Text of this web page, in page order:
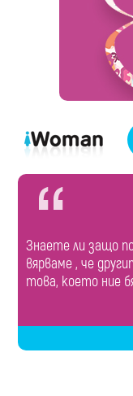
Знаете ли защо
вярваме , че
това, което ние